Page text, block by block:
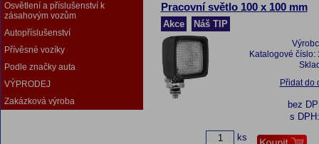
Osvětlení a příslušenství k
zásahovým vozům
Autopříslušenství
Přívěsné vozíky
Podle značky auta
VÝPRODEJ
Zakázková výroba
Pracovní světlo 100 x 100 mm
Akce Náš TIP
Katalogové číslo:
Přidat do
bez
s
ks